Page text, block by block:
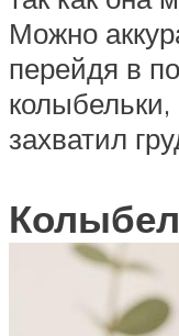
Можно
перейдя в
колыбельки,
захватил